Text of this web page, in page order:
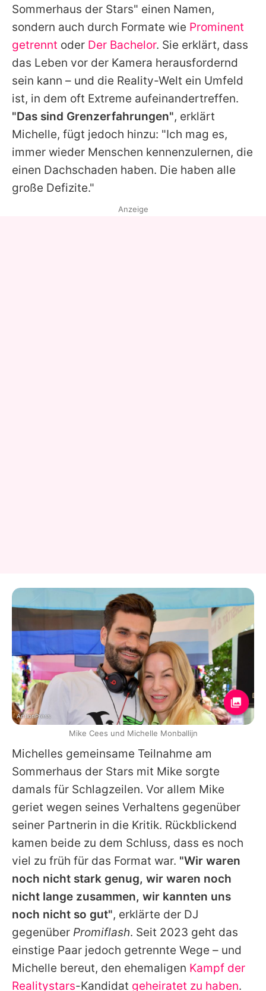
Sommerhaus der Stars" einen Namen,
sondern auch durch Formate wie Prominent
getrennt oder Der Bachelor. Sie erklärt, dass
das Leben vor der Kamera herausfordernd
sein kann – und die Reality-Welt ein Umfeld
ist, in dem oft Extreme aufeinandertreffen.
"Das sind Grenzerfahrungen", erklärt
Michelle, fügt jedoch hinzu: "Ich mag es,
immer wieder Menschen kennenzulernen, die
einen Dachschaden haben. Die haben alle
große Defizite."
Michelles gemeinsame Teilnahme am
Sommerhaus der Stars mit Mike sorgte
damals für Schlagzeilen. Vor allem Mike
geriet wegen seines Verhaltens gegenüber
seiner Partnerin in die Kritik. Rückblickend
kamen beide zu dem Schluss, dass es noch
viel zu früh für das Format war. "Wir waren
noch nicht stark genug, wir waren noch
nicht lange zusammen, wir kannten uns
noch nicht so gut", erklärte der DJ
gegenüber Promiflash. Seit 2023 geht das
einstige Paar jedoch getrennte Wege – und
Michelle bereut, den ehemaligen Kampf der
Realitystars-Kandidat geheiratet zu haben.
Anzeige
ActionPress
Mike Cees und Michelle Monballijn